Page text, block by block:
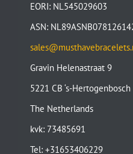
EORI: NL545029603
ASN:
Gravin Helenastraat 9
5221 CB ‘s-Hertogenbosch
The Netherlands
kvk: 73485691
Tel: +31653406229